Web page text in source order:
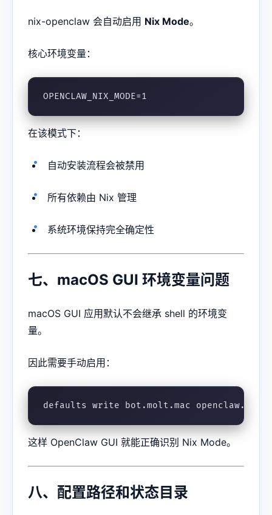
nix-openclaw 会自动启用 Nix Mode。
核心环境变量：
OPENCLAW_NIX_MODE=1
在该模式下：
自动安装流程会被禁用
所有依赖由 Nix 管理
系统环境保持完全确定性
七、macOS GUI 环境变量问题
macOS GUI 应用默认不会继承 shell 的环境变
量。
因此需要手动启用：
defaults write bot.molt.mac
这样 OpenClaw GUI 就能正确识别 Nix Mode。
八、配置路径和状态目录